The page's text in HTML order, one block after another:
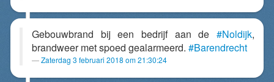
Gebouwbrand bij een bedrijf aan de #Noldijk,
brandweer met spoed gealarmeerd. #Barendrecht
Zaterdag 3 februari 2018 om 21:30:24